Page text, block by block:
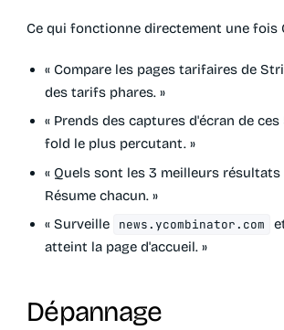
Ce qui fonctionne directement une fois
« Compare les pages tarifaires de
des tarifs phares. »
« Prends des captures d'écran de
fold le plus percutant. »
« Quels sont les 3 meilleurs
Résume chacun. »
« Surveille
news.ycombinator.com
atteint la page d'accueil. »
Dépannage